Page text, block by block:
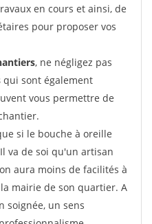
en cours et ainsi, de
pour proposer vos
, ne négligez pas
qui sont également
vous permettre de
si le bouche à oreille
va de soi qu'un artisan
aura moins de facilités à
mairie de son quartier. A
soignée, un sens